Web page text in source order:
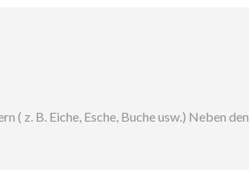
z. B. Eiche, Esche, Buche usw.) Neben den